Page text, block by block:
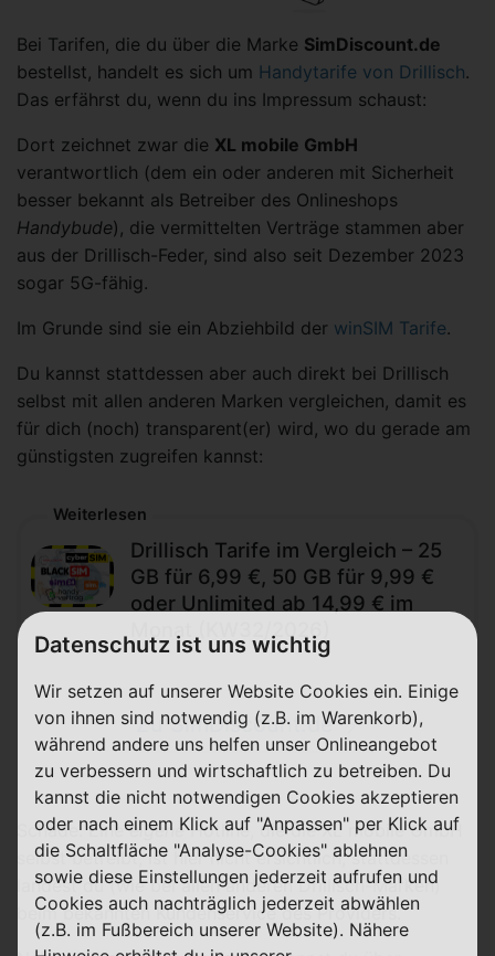
Bei Tarifen, die du über die Marke SimDiscount.de
bestellst, handelt es sich um Handytarife von Drillisch.
Das erfährst du, wenn du ins Impressum schaust:
Dort zeichnet zwar die XL mobile GmbH
verantwortlich (dem ein oder anderen mit Sicherheit
besser bekannt als Betreiber des Onlineshops
Handybude), die vermittelten Verträge stammen aber
aus der Drillisch-Feder, sind also seit Dezember 2023
sogar 5G-fähig.
Im Grunde sind sie ein Abziehbild der winSIM Tarife.
Du kannst stattdessen aber auch direkt bei Drillisch
selbst mit allen anderen Marken vergleichen, damit es
für dich (noch) transparent(er) wird, wo du gerade am
günstigsten zugreifen kannst:
Weiterlesen
Drillisch Tarife im Vergleich – 25
GB für 6,99 €, 50 GB für 9,99 €
oder Unlimited ab 14,99 € im
Monat (KW32/2026)
Zu SimDiscount.de
Schade: EineeigeneHotline, die die XL mobile GmbH
selbst betreibt, ist hier nicht ersichtlich, stattdessen
landest du (wie bei allen anderen Drillisch-Marken)
beim bekannten Kundenservice des Providers.
Datenschutz ist uns wichtig
Wir setzen auf unserer Website Cookies ein. Einige
von ihnen sind notwendig (z.B. im Warenkorb),
während andere uns helfen unser Onlineangebot
zu verbessern und wirtschaftlich zu betreiben. Du
kannst die nicht notwendigen Cookies akzeptieren
oder nach einem Klick auf "Anpassen" per Klick auf
die Schaltfläche "Analyse-Cookies" ablehnen
sowie diese Einstellungen jederzeit aufrufen und
Cookies auch nachträglich jederzeit abwählen
(z.B. im Fußbereich unserer Website). Nähere